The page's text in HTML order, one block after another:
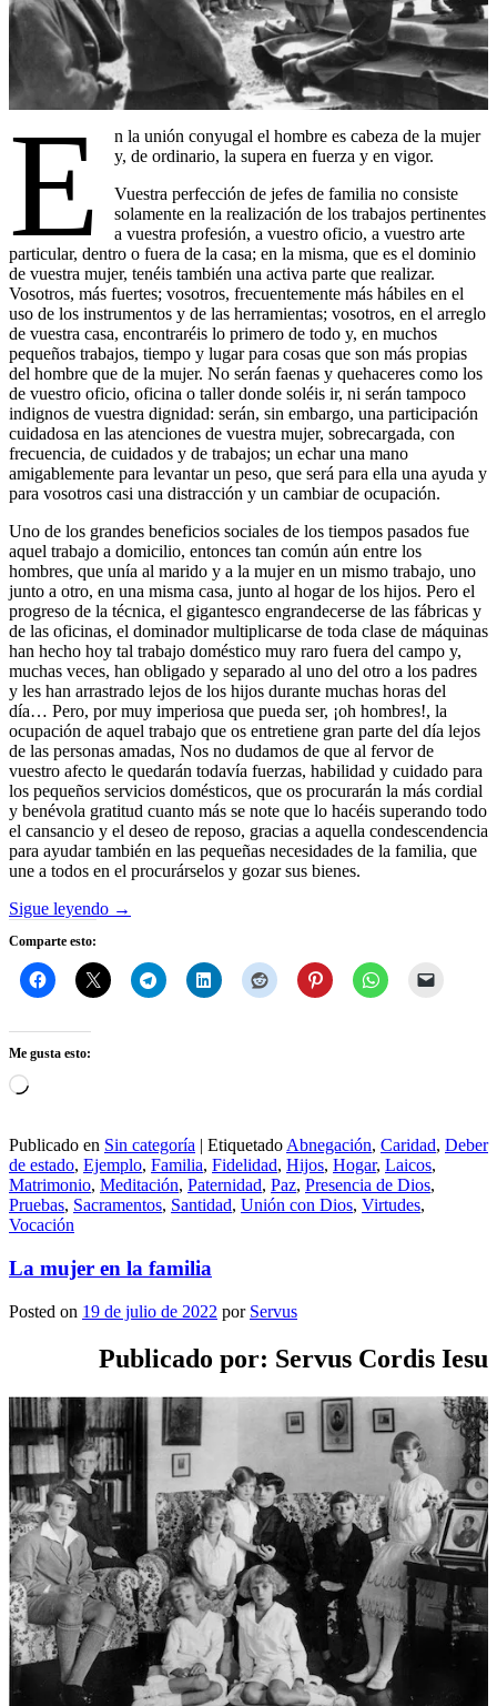
E
n la unión conyugal el hombre es cabeza de la mujer
y, de ordinario, la supera en fuerza y en vigor.
Vuestra perfección de jefes de familia no consiste
solamente en la realización de los trabajos pertinentes
a vuestra profesión, a vuestro oficio, a vuestro arte
particular, dentro o fuera de la casa; en la misma, que es el dominio
de vuestra mujer, tenéis también una activa parte que realizar.
Vosotros, más fuertes; vosotros, frecuentemente más hábiles en el
uso de los instrumentos y de las herramientas; vosotros, en el arreglo
de vuestra casa, encontraréis lo primero de todo y, en muchos
pequeños trabajos, tiempo y lugar para cosas que son más propias
del hombre que de la mujer. No serán faenas y quehaceres como los
de vuestro oficio, oficina o taller donde soléis ir, ni serán tampoco
indignos de vuestra dignidad: serán, sin embargo, una participación
cuidadosa en las atenciones de vuestra mujer, sobrecargada, con
frecuencia, de cuidados y de trabajos; un echar una mano
amigablemente para levantar un peso, que será para ella una ayuda y
para vosotros casi una distracción y un cambiar de ocupación.
Uno de los grandes beneficios sociales de los tiempos pasados fue
aquel trabajo a domicilio, entonces tan común aún entre los
hombres, que unía al marido y a la mujer en un mismo trabajo, uno
junto a otro, en una misma casa, junto al hogar de los hijos. Pero el
progreso de la técnica, el gigantesco engrandecerse de las fábricas y
de las oficinas, el dominador multiplicarse de toda clase de máquinas
han hecho hoy tal trabajo doméstico muy raro fuera del campo y,
muchas veces, han obligado y separado al uno del otro a los padres
y les han arrastrado lejos de los hijos durante muchas horas del
día… Pero, por muy imperiosa que pueda ser, ¡oh hombres!, la
ocupación de aquel trabajo que os entretiene gran parte del día lejos
de las personas amadas, Nos no dudamos de que al fervor de
vuestro afecto le quedarán todavía fuerzas, habilidad y cuidado para
los pequeños servicios domésticos, que os procurarán la más cordial
y benévola gratitud cuanto más se note que lo hacéis superando todo
el cansancio y el deseo de reposo, gracias a aquella condescendencia
para ayudar también en las pequeñas necesidades de la familia, que
une a todos en el procurárselos y gozar sus bienes.
Sigue leyendo →
Comparte esto:
Me gusta esto:
Cargando...
Publicado en Sin categoría | EtiquetadoAbnegación, Caridad, Deber
de estado, Ejemplo, Familia, Fidelidad, Hijos, Hogar, Laicos,
Matrimonio, Meditación, Paternidad, Paz, Presencia de Dios,
Pruebas, Sacramentos, Santidad, Unión con Dios, Virtudes,
Vocación
La mujer en la familia
Posted on 19 de julio de 2022 por Servus
Publicado por: Servus Cordis Iesu